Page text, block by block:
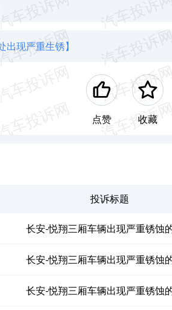
出现严重生锈】
点赞 收藏
投诉标题
长安-悦翔三厢车辆出现严重锈蚀
长安-悦翔三厢车辆出现严重锈蚀
长安-悦翔三厢车辆出现严重锈蚀